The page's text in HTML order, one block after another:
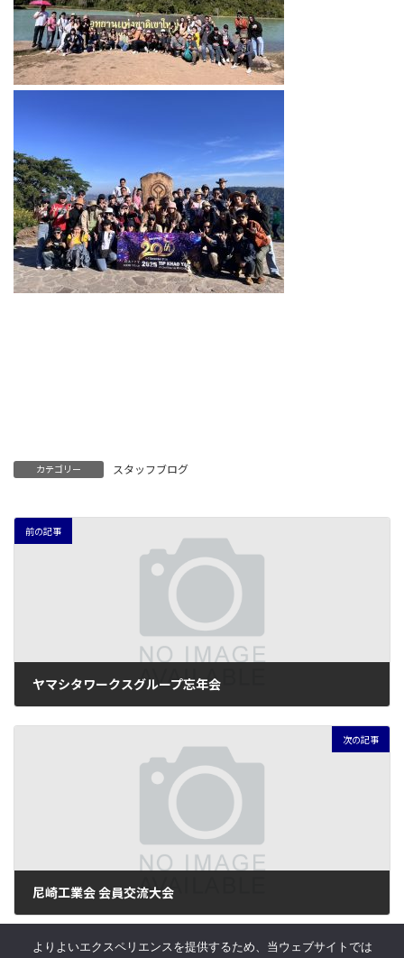
カテゴリー スタッフブログ
前の記事
ヤマシタワークスグループ忘年会
次の記事
尼崎工業会 会員交流大会
2024年12月13日
よりよいエクスペリエンスを提供するため、当ウェブサイトでは